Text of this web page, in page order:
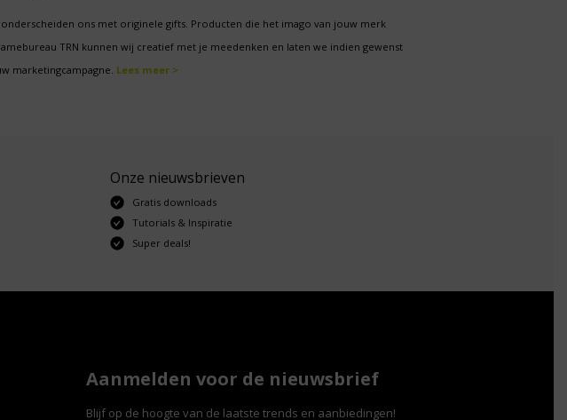
ons met originele gifts. Producten die het imago van jouw merk
TRN kunnen wij creatief met je meedenken en laten we indien gewenst
marketingcampagne. Lees meer >
Onze nieuwsbrieven
Gratis downloads
Tutorials & Inspiratie
Super deals!
Aanmelden voor de nieuwsbrief
Blijf op de hoogte van de laatste trends en aanbiedingen!